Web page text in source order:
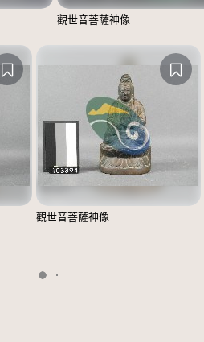
觀世音菩薩神像
觀世音菩薩神像